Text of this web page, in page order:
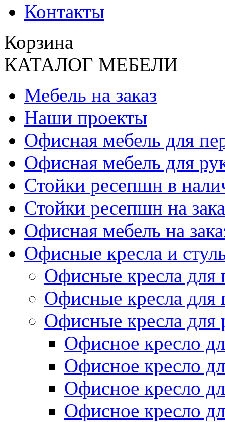
Контакты
Корзина
КАТАЛОГ МЕБЕЛИ
Мебель на заказ
Наши проекты
Офисная мебель для
Офисная мебель для
Стойки ресепшн в
Стойки ресепшн на
Офисная мебель на
Офисные кресла и
Офисные кресла для
Офисные кресла для
Офисные кресла для
Офисное кресло
Офисное кресло
Офисное кресло
Офисное кресло